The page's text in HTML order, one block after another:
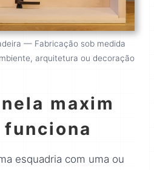
— Fabricação sob medida
arquitetura ou decoração
maxim
funciona
esquadria com uma ou